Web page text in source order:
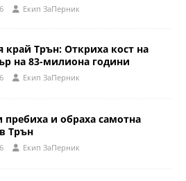
Eкип ЗаПерник
край Трън: Откриха кост на
на 83-милиона години
Eкип ЗаПерник
и обраха самотна
Трън
Eкип ЗаПерник